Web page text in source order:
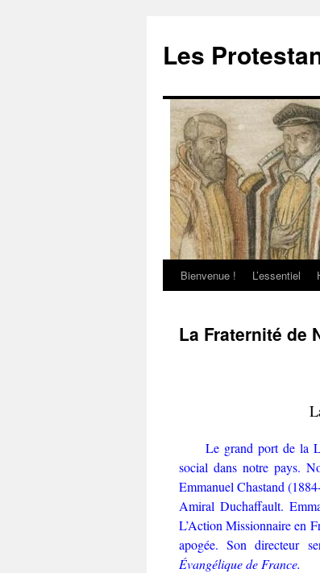
contenu
Les
Bienvenue ! L’essentiel
La Fraternité de
Le grand port de la
social dans notre pays.
Emmanuel Chastand
Amiral Duchaffault.
L’Action Missionnaire en
apogée. Son directeur
Évangélique de France.